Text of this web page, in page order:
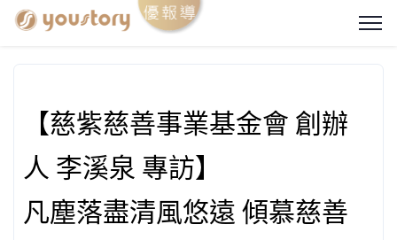
【慈紫慈善事業基金會 創辦
人 李溪泉 專訪】
凡塵落盡清風悠遠 傾慕慈善